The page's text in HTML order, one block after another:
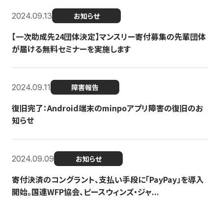
2024.09.13 お知らせ
【一次助成先24団体決定】マンスリー寄付募集の先輩団体
が届ける無料セミナーを実施します
2024.09.11 障害報告
復旧完了：Android端末のminpoアプリ障害の復旧のお
知らせ
2024.09.09 お知らせ
寄付決済のコングラント、支払い手段に「PayPay」を導入
開始。国連WFP協会、ピースウィンズ・ジャ...